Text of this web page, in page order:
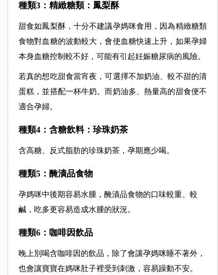
種類3：精緻糖類：鳳梨酥
甜食如鳳梨酥，十分不建議孕媽咪食用，因為精緻糖類
食物對血糖的波動較大，會使血糖快速上升，如果孕婦
本身血糖控制較不好，可能有引起妊娠糖尿病的風險。
若真的想吃甜食當宵夜，可選擇不加奶油、較不甜的清
蛋糕，並搭配一杯牛奶。而奶油多、熱量高的甜食便不
適合孕婦。
種類4：含糖飲料：珍珠奶茶
含高糖、反式脂肪的珍珠奶茶，孕期應少喝。
種類5：醃漬品食物
孕媽咪中後期容易水腫，醃漬品食物的口味較重、較
鹹，吃多更容易造成水腫的狀況。
種類6：咖啡因飲品
晚上別喝含咖啡因的飲品，除了會讓孕媽咪睡不著外，
也會讓寶寶在媽咪肚子裡受到刺激，容易躁動不安。